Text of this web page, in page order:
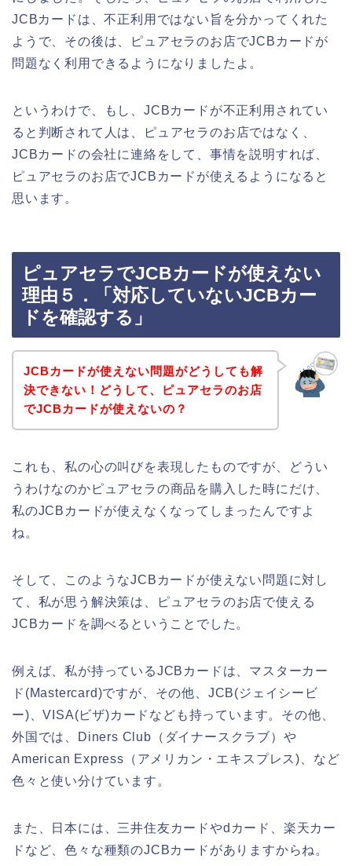
JCBカードは、不正利用ではない旨を分かってくれた
ようで、その後は、ピュアセラのお店でJCBカードが
問題なく利用できるようになりましたよ。
というわけで、もし、JCBカードが不正利用されてい
ると判断されて人は、ピュアセラのお店ではなく、
JCBカードの会社に連絡をして、事情を説明すれば、
ピュアセラのお店でJCBカードが使えるようになると
思います。
ピュアセラでJCBカードが使えない
理由５．「対応していないJCBカー
ドを確認する」
JCBカードが使えない問題がどうしても解
決できない！どうして、ピュアセラのお店
でJCBカードが使えないの？
これも、私の心の叫びを表現したものですが、どうい
うわけなのかピュアセラの商品を購入した時にだけ、
私のJCBカードが使えなくなってしまったんですよ
ね。
そして、このようなJCBカードが使えない問題に対し
て、私が思う解決策は、ピュアセラのお店で使える
JCBカードを調べるということでした。
例えば、私が持っているJCBカードは、マスターカー
ド(Mastercard)ですが、その他、JCB(ジェイシービ
ー)、VISA(ビザ)カードなども持っています。その他、
外国では、Diners Club（ダイナースクラブ）や
American Express（アメリカン・エキスプレス)、など
色々と使い分けています。
また、日本には、三井住友カードやdカード、楽天カー
ドなど、色々な種類のJCBカードがありますからね。